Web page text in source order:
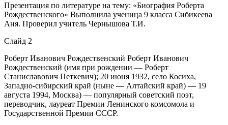
Презентация по литературе на тему: «Биография Роберта
Рождественского» Выполнила ученица 9 класса Сибикеева
Аня. Проверил учитель Чернышова Т.И.
Слайд 2
Роберт Иванович Рождественский Роберт Иванович
Рождественский (имя при рождении — Роберт
Станиславович Петкевич); 20 июня 1932, село Косиха,
Западно-сибирский край (ныне — Алтайский край) — 19
августа 1994, Москва) — популярный советский поэт,
переводчик, лауреат Премии Ленинского комсомола и
Государственной Премии СССР.